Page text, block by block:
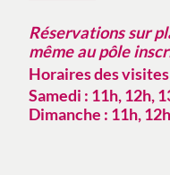
Réservations sur
même au pôle
Horaires des
Samedi : 11h, 12h,
Dimanche : 11h,